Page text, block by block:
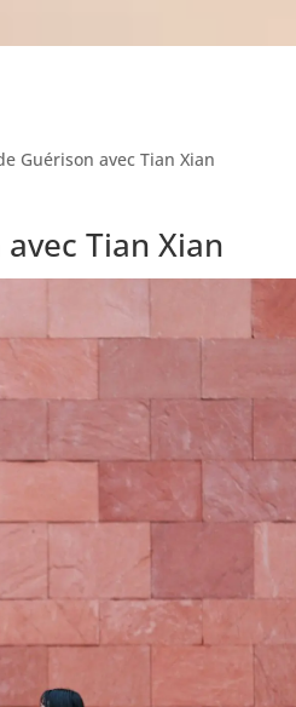
Guérison avec Tian Xian
Tian Xian